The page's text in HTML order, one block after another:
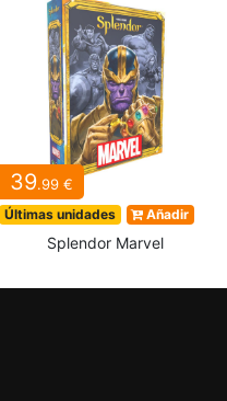
39.99 €
Últimas unidades Añadir
Splendor Marvel